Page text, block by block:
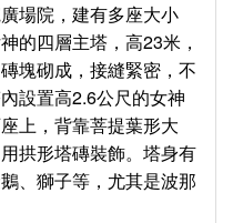
場院，建有多座大小
的四層主塔，高23米，
塊砌成，接縫緊密，不
設置高2.6公尺的女神
上，背靠菩提葉形大
拱形塔磚裝飾。塔身有
、獅子等，尤其是波那